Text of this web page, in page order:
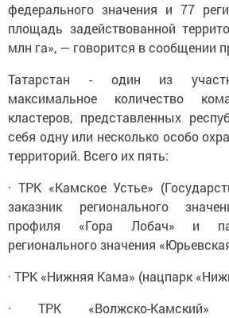
федерального значения и 77
площадь задействованной
млн га», — говорится в сообщении
Татарстан - один из
максимальное количество
кластеров, представленных
себя одну или несколько особо
территорий. Всего их пять:
· ТРК «Камское Устье»
заказник регионального
профиля «Гора Лобач» и
регионального значения
· ТРК «Нижняя Кама» (нацпарк
· ТРК «Волжско-Камский»